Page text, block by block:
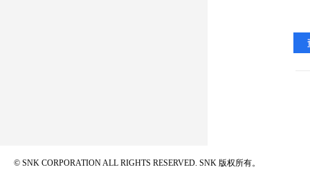
© SNK CORPORATION ALL RIGHTS RESERVED. SNK 版权所有。